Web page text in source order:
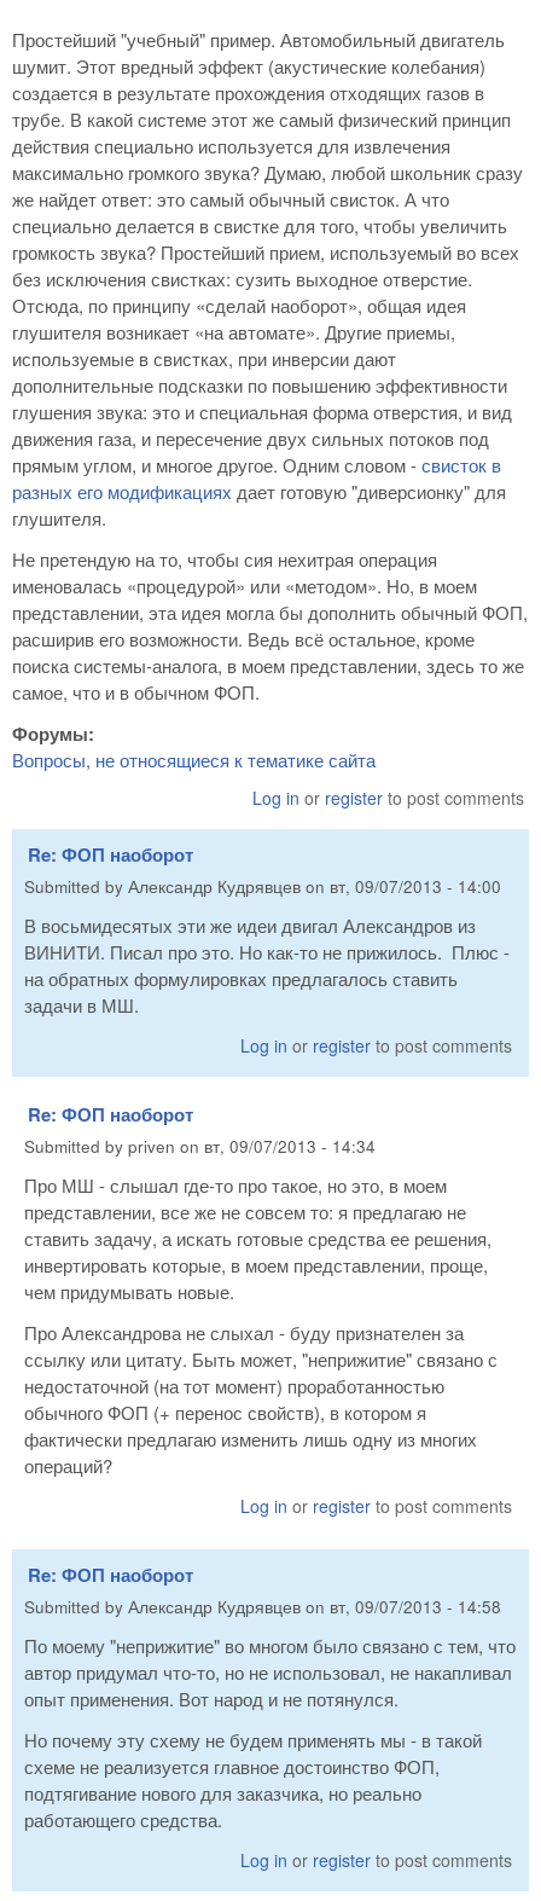
Простейший "учебный" пример. Автомобильный двигатель
шумит. Этот вредный эффект (акустические колебания)
создается в результате прохождения отходящих газов в
трубе. В какой системе этот же самый физический принцип
действия специально используется для извлечения
максимально громкого звука? Думаю, любой школьник сразу
же найдет ответ: это самый обычный свисток. А что
специально делается в свистке для того, чтобы увеличить
громкость звука? Простейший прием, используемый во всех
без исключения свистках: сузить выходное отверстие.
Отсюда, по принципу «сделай наоборот», общая идея
глушителя возникает «на автомате». Другие приемы,
используемые в свистках, при инверсии дают
дополнительные подсказки по повышению эффективности
глушения звука: это и специальная форма отверстия, и вид
движения газа, и пересечение двух сильных потоков под
прямым углом, и многое другое. Одним словом -свисток в
разных его модификациях дает готовую "диверсионку" для
глушителя.
Не претендую на то, чтобы сия нехитрая операция
именовалась «процедурой» или «методом». Но, в моем
представлении, эта идея могла бы дополнить обычный ФОП,
расширив его возможности. Ведь всё остальное, кроме
поиска системы-аналога, в моем представлении, здесь то же
самое, что и в обычном ФОП.
Форумы:
Вопросы, не относящиеся к тематике сайта
Log in or register to post comments
Re: ФОП наоборот
Submitted by Александр Кудрявцев on вт, 09/07/2013 - 14:00
В восьмидесятых эти же идеи двигал Александров из
ВИНИТИ. Писал про это. Но как-то не прижилось. Плюс -
на обратных формулировках предлагалось ставить
задачи в МШ.
Log in or register to post comments
Re: ФОП наоборот
Submitted by priven on вт, 09/07/2013 - 14:34
Про МШ - слышал где-то про такое, но это, в моем
представлении, все же не совсем то: я предлагаю не
ставить задачу, а искать готовые средства ее решения,
инвертировать которые, в моем представлении, проще,
чем придумывать новые.
Про Александрова не слыхал - буду признателен за
ссылку или цитату. Быть может, "неприжитие" связано с
недостаточной (на тот момент) проработанностью
обычного ФОП (+ перенос свойств), в котором я
фактически предлагаю изменить лишь одну из многих
операций?
Log in or register to post comments
Re: ФОП наоборот
Submitted by Александр Кудрявцев on вт, 09/07/2013 - 14:58
По моему "неприжитие" во многом было связано с тем, что
автор придумал что-то, но не использовал, не накапливал
опыт применения. Вот народ и не потянулся.
Но почему эту схему не будем применять мы - в такой
схеме не реализуется главное достоинство ФОП,
подтягивание нового для заказчика, но реально
работающего средства.
Log in or register to post comments